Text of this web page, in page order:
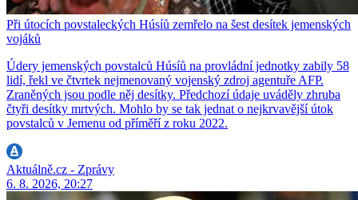
Při útocích povstaleckých Húsíů zemřelo na šest desítek jemenských
vojáků
Údery jemenských povstalců Húsíů na provládní jednotky zabily 58
lidí, řekl ve čtvrtek nejmenovaný vojenský zdroj agentuře AFP.
Zraněných jsou podle něj desítky. Předchozí údaje uváděly zhruba
čtyři desítky mrtvých. Mohlo by se tak jednat o nejkrvavější útok
povstalců v Jemenu od příměří z roku 2022.
Aktuálně.cz - Zprávy
6. 8. 2026, 20:27